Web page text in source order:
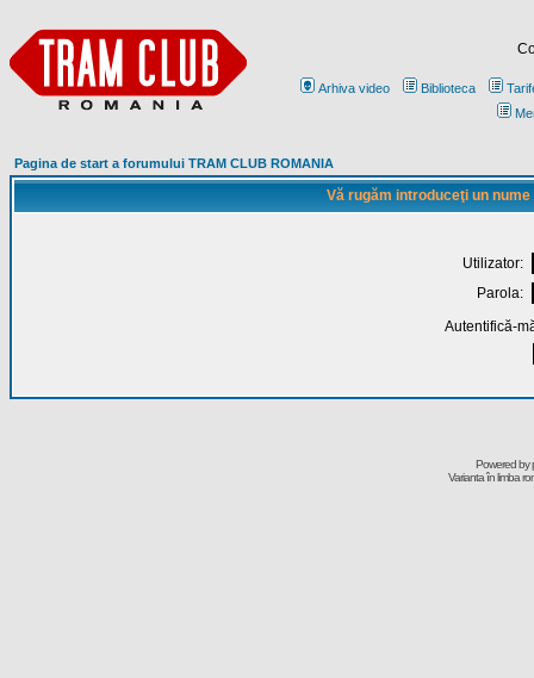
Arhiva video Biblioteca
Pagina de start a forumului TRAM CLUB ROMANIA
Vă rugăm introduceţi un
Utilizator:
Parola:
Autentifică-
Powered by
Varianta în limba